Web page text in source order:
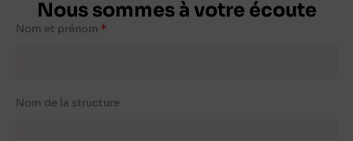
Nous sommes à votre écoute
Nom et prénom
Nom de la structure